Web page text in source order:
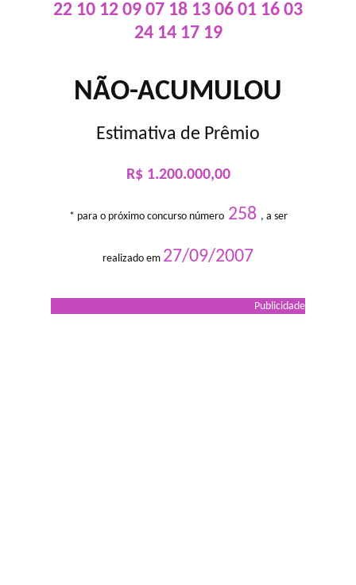
22 10 12 09 07 18 13 06 01 16 03
24 14 17 19
NÃO-ACUMULOU
Estimativa de Prêmio
R$ 1.200.000,00
* para o próximo concurso número258 , a ser
realizado em 27/09/2007
Publicidade